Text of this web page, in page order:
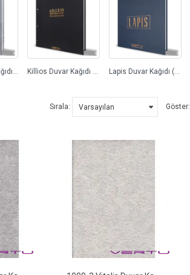
Helium Duvar Kağıdı (74) Killios Duvar Kağıdı (3) Lapis Duvar Kağıdı (44)
Sırala: Göster: